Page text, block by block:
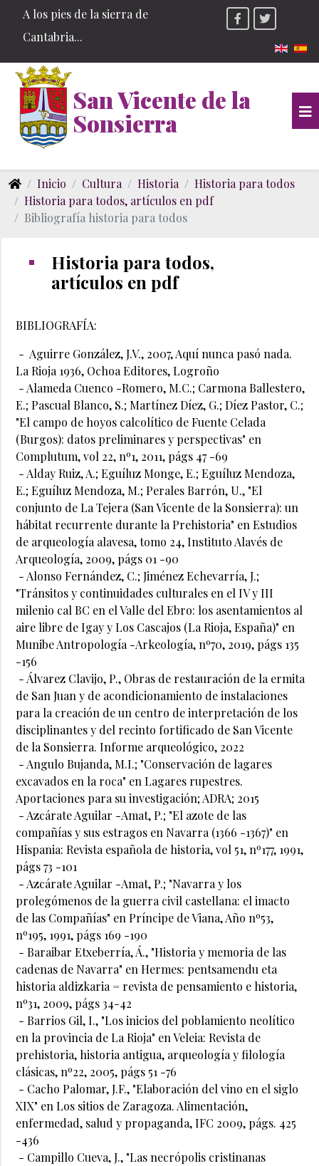
A los pies de la sierra de
Cantabria...
San Vicente de la
Sonsierra
Inicio Cultura Historia
Historia para todos
Historia para todos, artículos en pdf
Bibliografía historia para todos
Historia para todos,
artículos en pdf
BIBLIOGRAFÍA:
- Aguirre González, J.V., 2007, Aquí nunca pasó nada.
La Rioja 1936, Ochoa Editores, Logroño
- Alameda Cuenco -Romero, M.C.; Carmona Ballestero,
E.; Pascual Blanco, S.; Martínez Díez, G.; Díez Pastor, C.;
"El campo de hoyos calcolítico de Fuente Celada
(Burgos): datos preliminares y perspectivas" en
Complutum, vol 22, nº1, 2011, págs 47 -69
- Alday Ruiz, A.; Eguíluz Monge, E.; Eguíluz Mendoza,
E.; Eguíluz Mendoza, M.; Perales Barrón, U., "El
conjunto de La Tejera (San Vicente de la Sonsierra): un
hábitat recurrente durante la Prehistoria" en Estudios
de arqueología alavesa, tomo 24, Instituto Alavés de
Arqueología, 2009, págs 01 -90
- Alonso Fernández, C.; Jiménez Echevarría, J.;
"Tránsitos y continuidades culturales en el IV y III
milenio cal BC en el Valle del Ebro: los asentamientos al
aire libre de Igay y Los Cascajos (La Rioja, España)" en
Munibe Antropología -Arkeología, nº70, 2019, págs 135
-156
- Álvarez Clavijo, P., Obras de restauración de la ermita
de San Juan y de acondicionamiento de instalaciones
para la creación de un centro de interpretación de los
disciplinantes y del recinto fortificado de San Vicente
de la Sonsierra. Informe arqueológico, 2022
- Angulo Bujanda, M.I.; "Conservación de lagares
excavados en la roca" en Lagares rupestres.
Aportaciones para su investigación; ADRA; 2015
- Azcárate Aguilar -Amat, P.; "El azote de las
compañías y sus estragos en Navarra (1366 -1367)" en
Hispania: Revista española de historia, vol 51, nº177, 1991,
págs 73 -101
- Azcárate Aguilar -Amat, P.; "Navarra y los
prolegómenos de la guerra civil castellana: el imacto
de las Compañías" en Príncipe de Viana, Año nº53,
nº195, 1991, págs 169 -190
- Baraibar Etxeberría, Á., "Historia y memoria de las
cadenas de Navarra" en Hermes: pentsamendu eta
historia aldizkaria = revista de pensamiento e historia,
nº31, 2009, págs 34-42
- Barrios Gil, I., "Los inicios del poblamiento neolítico
en la provincia de La Rioja" en Veleia: Revista de
prehistoria, historia antigua, arqueología y filología
clásicas, nº22, 2005, págs 51 -76
- Cacho Palomar, J.F., "Elaboración del vino en el siglo
XIX" en Los sitios de Zaragoza. Alimentación,
enfermedad, salud y propaganda, IFC 2009, págs. 425
-436
- Campillo Cueva, J., "Las necrópolis cristinanas